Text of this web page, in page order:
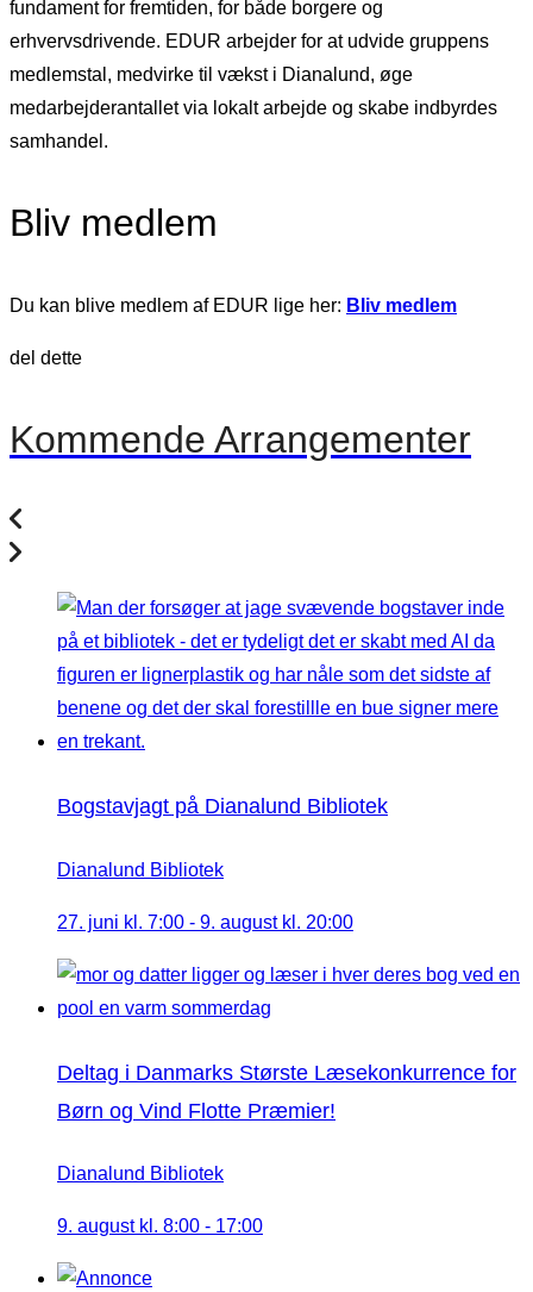
fundament for fremtiden, for både borgere og
erhvervsdrivende. EDUR arbejder for at udvide gruppens
medlemstal, medvirke til vækst i Dianalund, øge
medarbejderantallet via lokalt arbejde og skabe indbyrdes
samhandel.
Bliv medlem
Du kan blive medlem af EDUR lige her: Bliv medlem
del dette
Kommende Arrangementer
Bogstavjagt på Dianalund Bibliotek
Dianalund Bibliotek
27. juni kl. 7:00 - 9. august kl. 20:00
Deltag i Danmarks Største Læsekonkurrence for
Børn og Vind Flotte Præmier!
Dianalund Bibliotek
9. august kl. 8:00 - 17:00